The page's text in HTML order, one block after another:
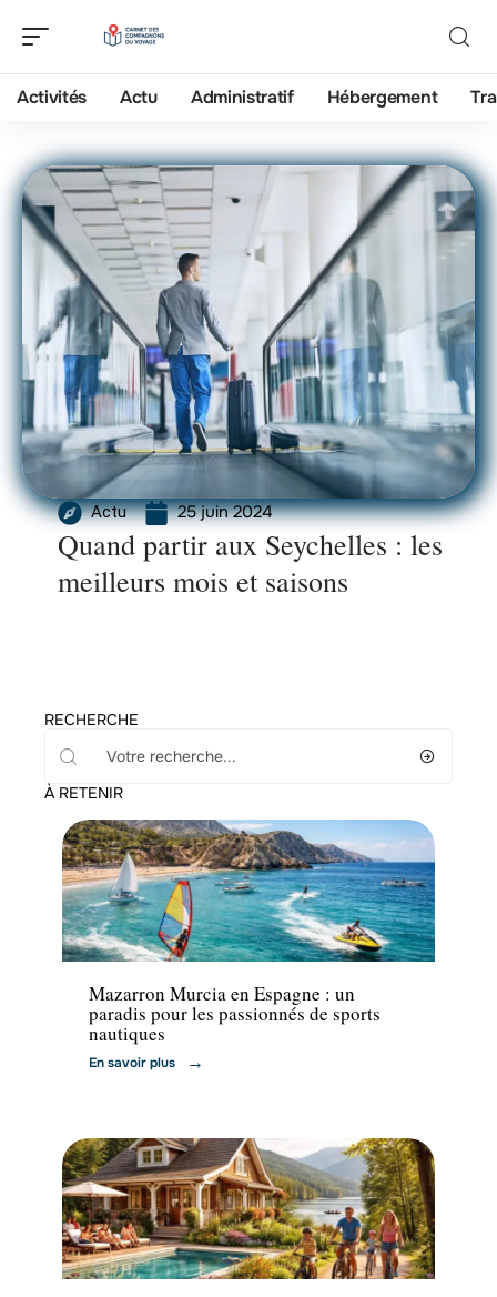
Activités Actu Administratif Hébergement
Actu 25 juin 2024
Quand partir aux Seychelles : les
meilleurs mois et saisons
RECHERCHE
À RETENIR
Activités
Mazarron Murcia en Espagne : un
paradis pour les passionnés de sports
nautiques
En savoir plus
Activités